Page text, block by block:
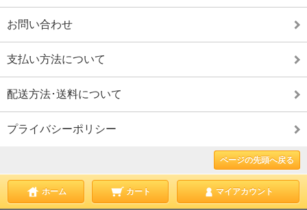
お問い合わせ
支払い方法について
配送方法･送料について
プライバシーポリシー
ページの先頭へ戻る
ホーム カート マイアカウント